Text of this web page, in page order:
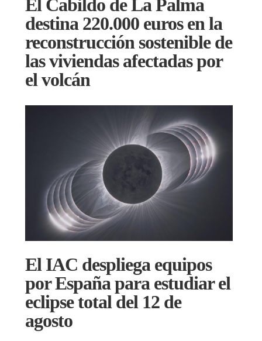
El Cabildo de La Palma
destina 220.000 euros en la
reconstrucción sostenible de
las viviendas afectadas por
el volcán
El IAC despliega equipos
por España para estudiar el
eclipse total del 12 de
agosto